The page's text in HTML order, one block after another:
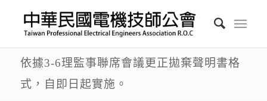
依據3-6理監事聯席會議更正拋棄聲明書格
式，自即日起實施。